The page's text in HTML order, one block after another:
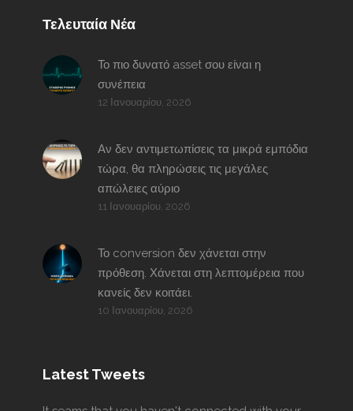
Τελευταία Νέα
Το πιο δυνατό asset σου είναι η
συνέπεια
12 Ιανουαρίου, 2026
Αν δεν αντιμετωπίσεις τα μικρά εμπόδια
τώρα, θα πληρώσεις τις μεγάλες
απώλειες αύριο
11 Ιανουαρίου, 2026
Το conversion δεν χάνεται στην
πρόθεση. Χάνεται στη λεπτομέρεια που
κανείς δεν κοιτάει.
10 Ιανουαρίου, 2026
Latest Tweets